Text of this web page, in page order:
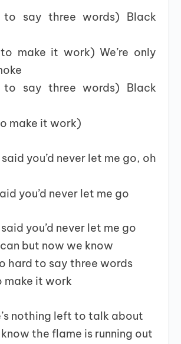
to say three words) Black
make it work) We’re only
to say three words) Black
make it work)
said you’d never let me go, oh
you’d never let me go
said you’d never let me go
but now we know
hard to say three words
make it work
nothing left to talk about
know the flame is running out